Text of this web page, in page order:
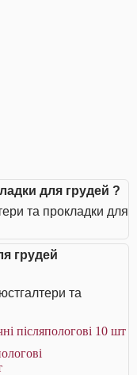
для грудей ?
та прокладки для
грудей
та
післяпологові 10 шт